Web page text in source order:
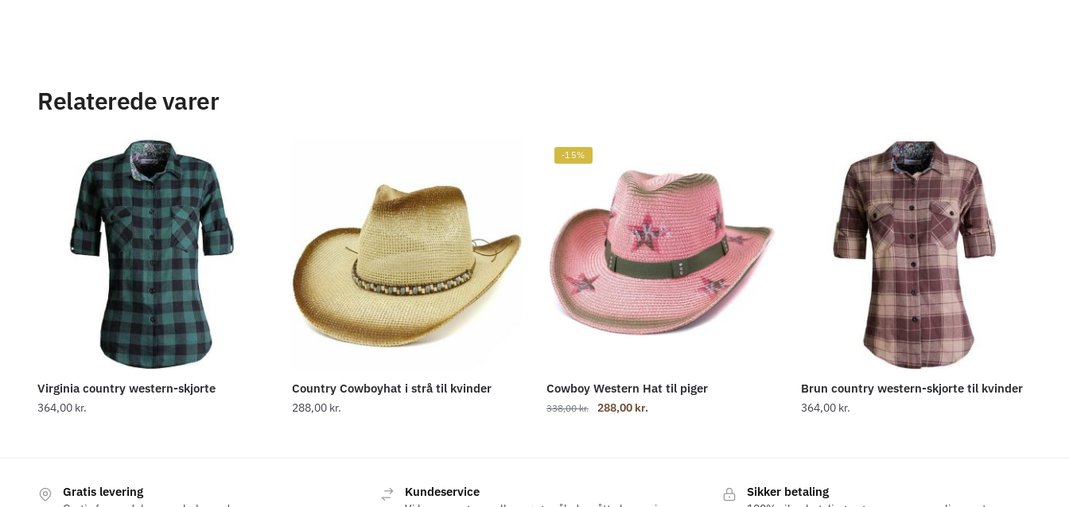
Relaterede varer
Virginia country western-skjorte
364,00 kr.
flere
Country Cowboyhat i strå til kvinder
288,00 kr.
-15%
Cowboy Western Hat til piger
338,00kr.
Den
288,00 kr.Den
Brun country western-skjorte til kvinder
364,00 kr.
flere
Gratis levering Kundeservice Sikker betaling